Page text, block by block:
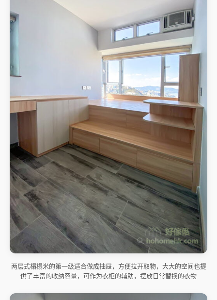
两层式榻榻米的第一级适合做成抽屉，方便拉开取物，大大的空间也提
供了丰富的收纳容量，可作为衣柜的辅助，摆放日常替换的衣物